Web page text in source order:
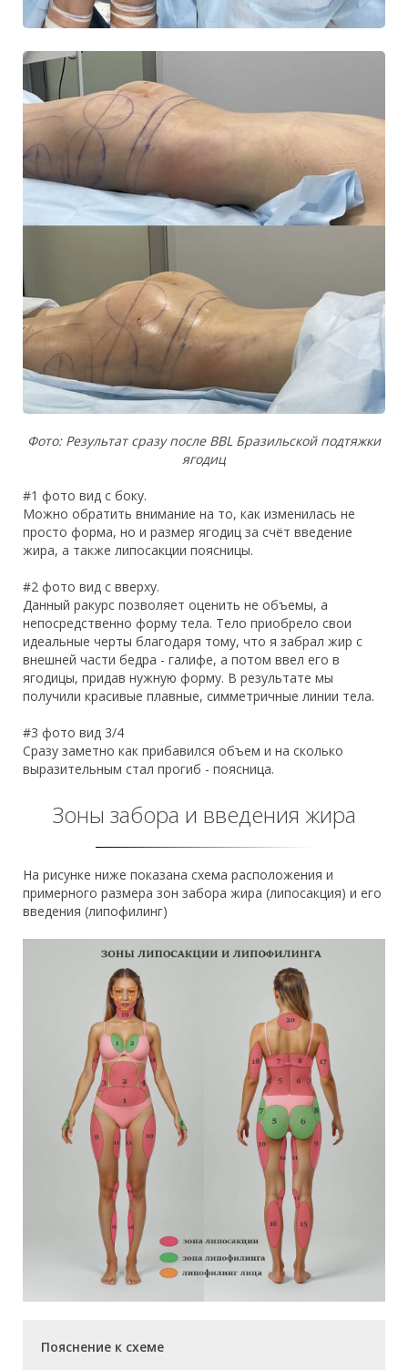
Фото: Результат сразу после BBL Бразильской подтяжки
ягодиц
#1 фото вид с боку.
Можно обратить внимание на то, как изменилась не
просто форма, но и размер ягодиц за счёт введение
жира, а также липосакции поясницы.
#2 фото вид с вверху.
Данный ракурс позволяет оценить не объемы, а
непосредственно форму тела. Тело приобрело свои
идеальные черты благодаря тому, что я забрал жир с
внешней части бедра - галифе, а потом ввел его в
ягодицы, придав нужную форму. В результате мы
получили красивые плавные, симметричные линии тела.
#3 фото вид 3/4
Сразу заметно как прибавился объем и на сколько
выразительным стал прогиб - поясница.
Зоны забора и введения жира
На рисунке ниже показана схема расположения и
примерного размера зон забора жира (липосакция) и его
введения (липофилинг)
Пояснение к схеме